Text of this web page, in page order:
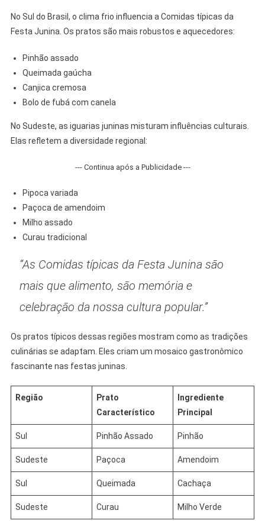
No Sul do Brasil, o clima frio influencia a Comidas típicas da
Festa Junina. Os pratos são mais robustos e aquecedores:
Pinhão assado
Queimada gaúcha
Canjica cremosa
Bolo de fubá com canela
No Sudeste, as iguarias juninas misturam influências culturais.
Elas refletem a diversidade regional:
--- Continua após a Publicidade ---
Pipoca variada
Paçoca de amendoim
Milho assado
Curau tradicional
“As Comidas típicas da Festa Junina são
mais que alimento, são memória e
celebração da nossa cultura popular.”
Os pratos típicos dessas regiões mostram como as tradições
culinárias se adaptam. Eles criam um mosaico gastronômico
fascinante nas festas juninas.
Região
Prato
Característico
Ingrediente
Principal
Sul Pinhão Assado Pinhão
Sudeste Paçoca Amendoim
Sul Queimada Cachaça
Sudeste Curau Milho Verde